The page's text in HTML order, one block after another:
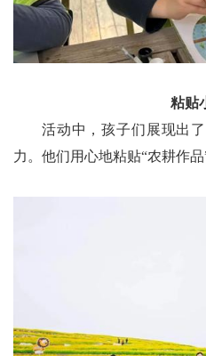
粘贴
活动中，孩子们展现出
力。他们用心地粘贴“农耕作品